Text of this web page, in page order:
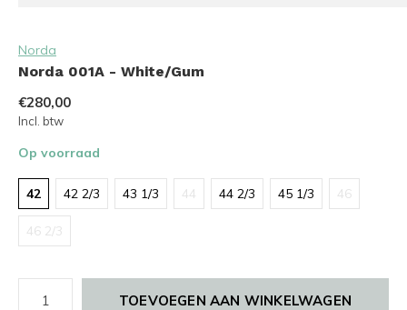
Norda
Norda 001A - White/Gum
€280,00
Incl. btw
Op voorraad
42 42 2/3 43 1/3 44 44 2/3 45 1/3 46
46 2/3
TOEVOEGEN AAN WINKELWAGEN